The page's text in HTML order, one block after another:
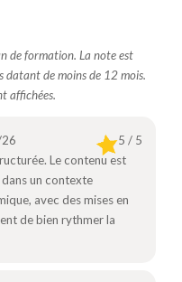
de formation. La note est
datant de moins de 12 mois.
affichées.
5 / 5
Le contenu est
un contexte
avec des mises en
de bien rythmer la